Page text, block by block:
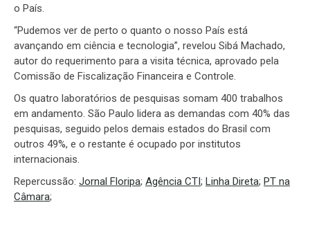
o País.
“Pudemos ver de perto o quanto o nosso País está
avançando em ciência e tecnologia”, revelou Sibá Machado,
autor do requerimento para a visita técnica, aprovado pela
Comissão de Fiscalização Financeira e Controle.
Os quatro laboratórios de pesquisas somam 400 trabalhos
em andamento. São Paulo lidera as demandas com 40% das
pesquisas, seguido pelos demais estados do Brasil com
outros 49%, e o restante é ocupado por institutos
internacionais.
Repercussão: Jornal Floripa; Agência CTI; Linha Direta; PT na
Câmara;